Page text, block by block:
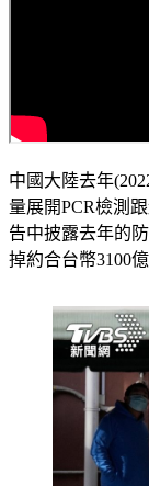
中國大陸去年
量展開PCR檢測
告中披露去年的